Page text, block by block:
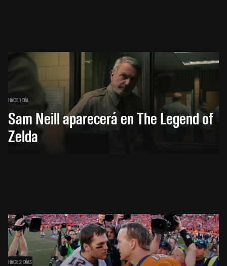
HACE 1 DÍA
Sam Neill aparecerá en The Legend of
Zelda
HACE 2 DÍAS